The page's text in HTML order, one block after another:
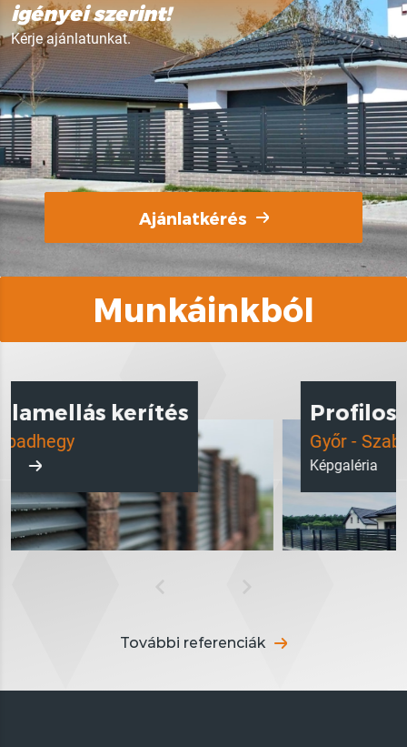
igényei szerint!
Kérje ajánlatunkat.
Ajánlatkérés
Munkáinkból
kerítés Profilos 80*20
Győr - Szabadhegy
Képgaléria
További referenciák